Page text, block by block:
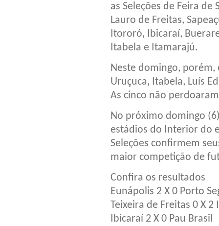
as Seleções de Feira
Lauro de Freitas,
Itororó, Ibicaraí,
Itabela e Itamarajú.
Neste domingo,
Uruçuca, Itabela, Luís
As cinco não
No próximo domingo
estádios do Interior do
Seleções confirmem
maior competição de
Confira os resultados
Eunápolis 2 X 0 Porto
Teixeira de Freitas 0 X
Ibicaraí 2 X 0 Pau Brasil